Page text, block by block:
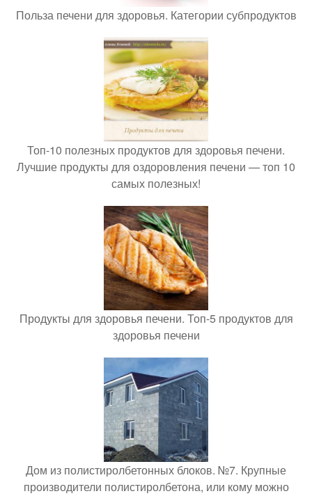
Польза печени для здоровья. Категории субпродуктов
Топ-10 полезных продуктов для здоровья печени.
Лучшие продукты для оздоровления печени — топ 10
самых полезных!
Продукты для здоровья печени. Топ-5 продуктов для
здоровья печени
Дом из полистиролбетонных блоков. №7. Крупные
производители полистиролбетона, или кому можно